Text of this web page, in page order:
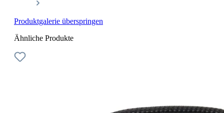
Produktgalerie überspringen
Ähnliche Produkte